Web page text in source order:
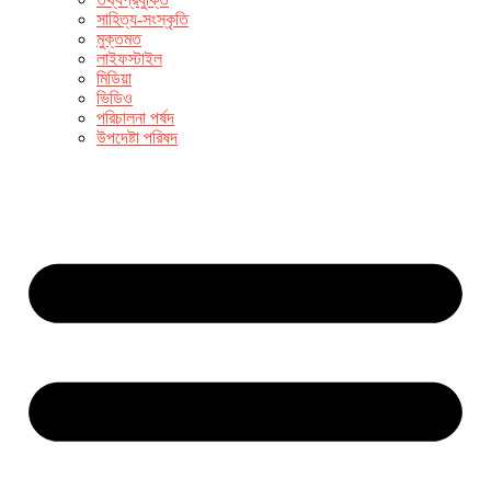
সাহিত্য-সংস্কৃতি
মুক্তমত
লাইফস্টাইল
মিডিয়া
ভিডিও
পরিচালনা পর্ষদ
উপদেষ্টা পরিষদ